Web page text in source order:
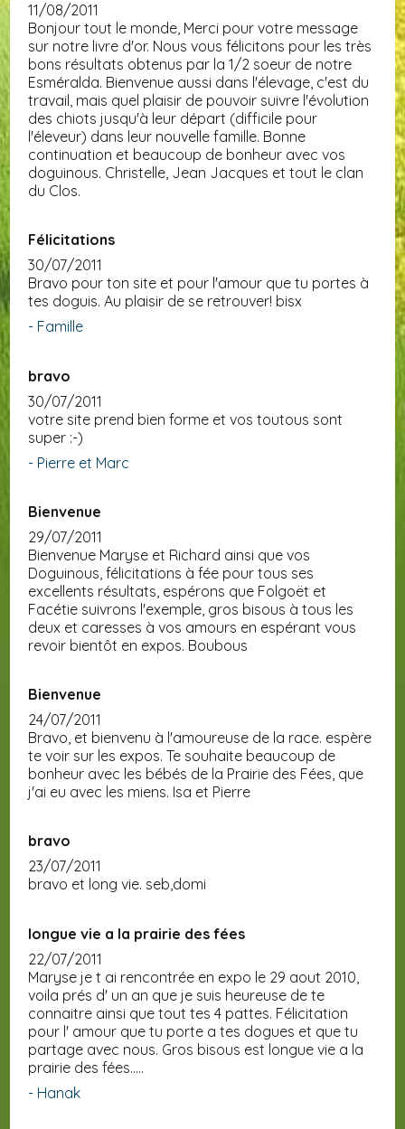
11/08/2011
Bonjour tout le monde, Merci pour votre message
sur notre livre d'or. Nous vous félicitons pour les très
bons résultats obtenus par la 1/2 soeur de notre
Esméralda. Bienvenue aussi dans l'élevage, c'est du
travail, mais quel plaisir de pouvoir suivre l'évolution
des chiots jusqu'à leur départ (difficile pour
l'éleveur) dans leur nouvelle famille. Bonne
continuation et beaucoup de bonheur avec vos
doguinous. Christelle, Jean Jacques et tout le clan
du Clos.
Félicitations
30/07/2011
Bravo pour ton site et pour l'amour que tu portes à
tes doguis. Au plaisir de se retrouver! bisx
- Famille
bravo
30/07/2011
votre site prend bien forme et vos toutous sont
super :-)
- Pierre et Marc
Bienvenue
29/07/2011
Bienvenue Maryse et Richard ainsi que vos
Doguinous, félicitations à fée pour tous ses
excellents résultats, espérons que Folgoët et
Facétie suivrons l'exemple, gros bisous à tous les
deux et caresses à vos amours en espérant vous
revoir bientôt en expos. Boubous
Bienvenue
24/07/2011
Bravo, et bienvenu à l'amoureuse de la race. espère
te voir sur les expos. Te souhaite beaucoup de
bonheur avec les bébés de la Prairie des Fées, que
j'ai eu avec les miens. Isa et Pierre
bravo
23/07/2011
bravo et long vie. seb,domi
longue vie a la prairie des fées
22/07/2011
Maryse je t ai rencontrée en expo le 29 aout 2010,
voila prés d' un an que je suis heureuse de te
connaitre ainsi que tout tes 4 pattes. Félicitation
pour l' amour que tu porte a tes dogues et que tu
partage avec nous. Gros bisous est longue vie a la
prairie des fées.....
- Hanak